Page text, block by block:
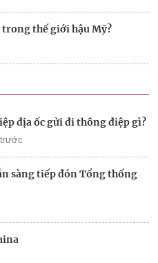
thế giới hậu Mỹ?
địa ốc gửi đi thông điệp gì?
trước
sàng tiếp đón Tổng thống